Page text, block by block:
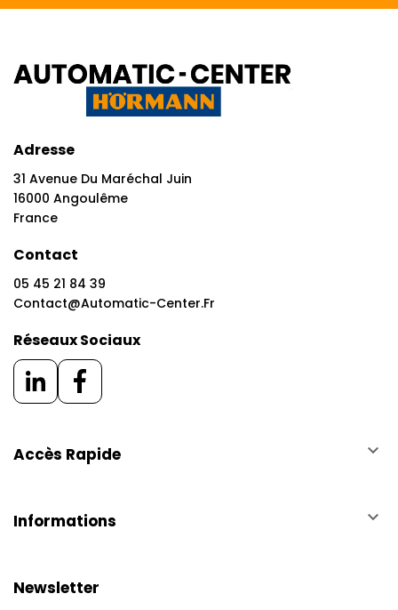
Adresse
31 Avenue Du Maréchal Juin
16000 Angoulême
France
Contact
05 45 21 84 39
Contact@automatic-Center.fr
Réseaux Sociaux
Accès Rapide keyboard_arrow_down
Informations keyboard_arrow_down
Newsletter